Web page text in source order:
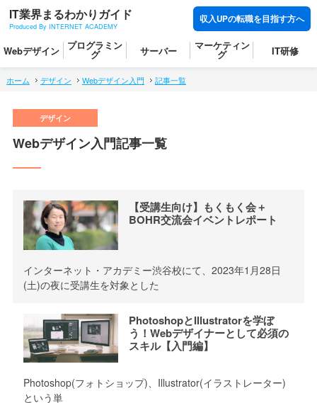
IT業界まるわかりガイド
Produced By INTERNET ACADEMY
収入UPの転職を目指す方へ
Webデザイン プログラミン
グ サーバー マーケティン
グ IT研修
ホーム デザイン Webデザイン入門 記事一覧
Webデザイン入門記事一覧
【受講生向け】もくもく会＋
BOHR交流会イベントレポート
インターネット・アカデミー渋谷校にて、2023年1月28日
(土)の夜に受講生を対象とした
PhotoshopとIllustratorを学ぼ
う！Webデザイナーとして必須の
スキル【入門編】
Photoshop(フォトショップ)、Illustrator(イラストレーター)
という単